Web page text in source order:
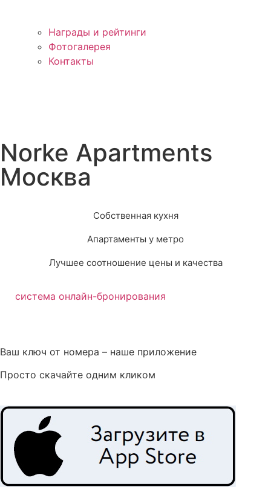
Награды и рейтинги
Фотогалерея
Контакты
Norke Apartments
Москва
Собственная кухня
Апартаменты у метро
Лучшее соотношение цены и качества
система онлайн-бронирования
Ваш ключ от номера – наше приложение
Просто скачайте одним кликом